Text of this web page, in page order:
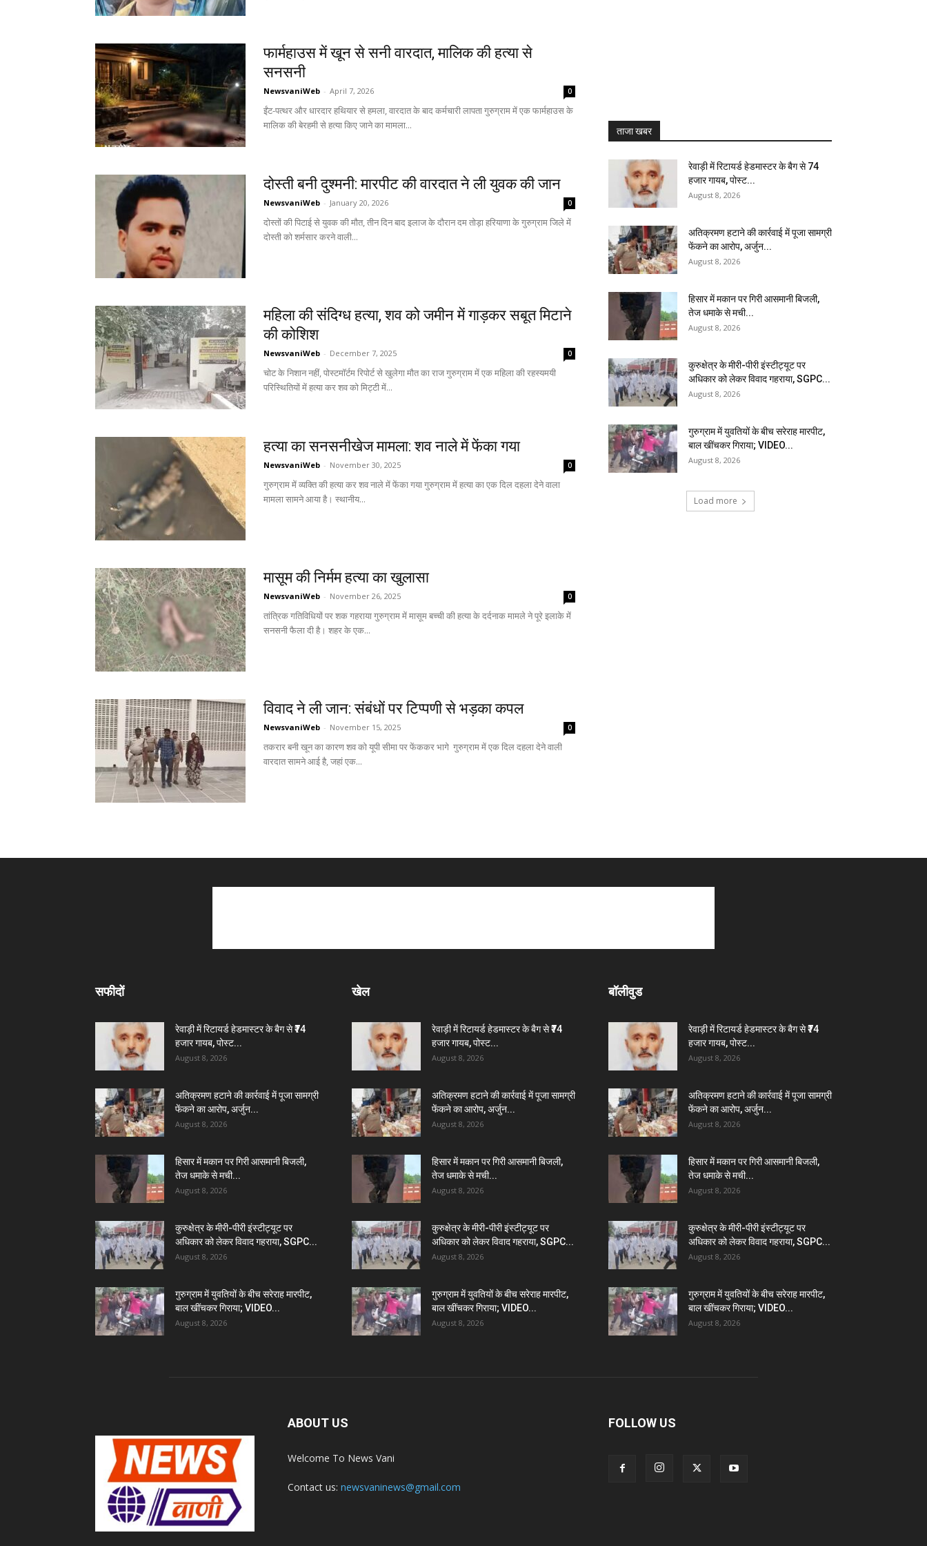
फार्महाउस में खून से सनी वारदात, मालिक की हत्या से
सनसनी
NewsvaniWeb - April 7, 2026 0
ईंट-पत्थर और धारदार हथियार से हमला, वारदात के बाद कर्मचारी लापता गुरुग्राम में एक फार्महाउस के
मालिक की बेरहमी से हत्या किए जाने का मामला...
दोस्ती बनी दुश्मनी: मारपीट की वारदात ने ली युवक की जान
NewsvaniWeb - January 20, 2026 0
दोस्तों की पिटाई से युवक की मौत, तीन दिन बाद इलाज के दौरान दम तोड़ा हरियाणा के गुरुग्राम जिले में
दोस्ती को शर्मसार करने वाली...
महिला की संदिग्ध हत्या, शव को जमीन में गाड़कर सबूत मिटाने
की कोशिश
NewsvaniWeb - December 7, 2025 0
चोट के निशान नहीं, पोस्टमॉर्टम रिपोर्ट से खुलेगा मौत का राज गुरुग्राम में एक महिला की रहस्यमयी
परिस्थितियों में हत्या कर शव को मिट्टी में...
हत्या का सनसनीखेज मामला: शव नाले में फेंका गया
NewsvaniWeb - November 30, 2025 0
गुरुग्राम में व्यक्ति की हत्या कर शव नाले में फेंका गया गुरुग्राम में हत्या का एक दिल दहला देने वाला
मामला सामने आया है। स्थानीय...
मासूम की निर्मम हत्या का खुलासा
NewsvaniWeb - November 26, 2025 0
तांत्रिक गतिविधियों पर शक गहराया गुरुग्राम में मासूम बच्ची की हत्या के दर्दनाक मामले ने पूरे इलाके में
सनसनी फैला दी है। शहर के एक...
विवाद ने ली जान: संबंधों पर टिप्पणी से भड़का कपल
NewsvaniWeb - November 15, 2025 0
तकरार बनी खून का कारण शव को यूपी सीमा पर फेंककर भागे गुरुग्राम में एक दिल दहला देने वाली
वारदात सामने आई है, जहां एक...
ताजा खबर
रेवाड़ी में रिटायर्ड हेडमास्टर के बैग से ₹74
हजार गायब, पोस्ट...
August 8, 2026
अतिक्रमण हटाने की कार्रवाई में पूजा सामग्री
फेंकने का आरोप, अर्जुन...
August 8, 2026
हिसार में मकान पर गिरी आसमानी बिजली,
तेज धमाके से मची...
August 8, 2026
कुरुक्षेत्र के मीरी-पीरी इंस्टीट्यूट पर
अधिकार को लेकर विवाद गहराया, SGPC...
August 8, 2026
गुरुग्राम में युवतियों के बीच सरेराह मारपीट,
बाल खींचकर गिराया; VIDEO...
August 8, 2026
Load more
सफीदों
रेवाड़ी में रिटायर्ड हेडमास्टर के बैग से ₹74
हजार गायब, पोस्ट...
August 8, 2026
अतिक्रमण हटाने की कार्रवाई में पूजा सामग्री
फेंकने का आरोप, अर्जुन...
August 8, 2026
हिसार में मकान पर गिरी आसमानी बिजली,
तेज धमाके से मची...
August 8, 2026
कुरुक्षेत्र के मीरी-पीरी इंस्टीट्यूट पर
अधिकार को लेकर विवाद गहराया, SGPC...
August 8, 2026
गुरुग्राम में युवतियों के बीच सरेराह मारपीट,
बाल खींचकर गिराया; VIDEO...
August 8, 2026
खेल
रेवाड़ी में रिटायर्ड हेडमास्टर के बैग से ₹74
हजार गायब, पोस्ट...
August 8, 2026
अतिक्रमण हटाने की कार्रवाई में पूजा सामग्री
फेंकने का आरोप, अर्जुन...
August 8, 2026
हिसार में मकान पर गिरी आसमानी बिजली,
तेज धमाके से मची...
August 8, 2026
कुरुक्षेत्र के मीरी-पीरी इंस्टीट्यूट पर
अधिकार को लेकर विवाद गहराया, SGPC...
August 8, 2026
गुरुग्राम में युवतियों के बीच सरेराह मारपीट,
बाल खींचकर गिराया; VIDEO...
August 8, 2026
बॉलीवुड
रेवाड़ी में रिटायर्ड हेडमास्टर के बैग से ₹74
हजार गायब, पोस्ट...
August 8, 2026
अतिक्रमण हटाने की कार्रवाई में पूजा सामग्री
फेंकने का आरोप, अर्जुन...
August 8, 2026
हिसार में मकान पर गिरी आसमानी बिजली,
तेज धमाके से मची...
August 8, 2026
कुरुक्षेत्र के मीरी-पीरी इंस्टीट्यूट पर
अधिकार को लेकर विवाद गहराया, SGPC...
August 8, 2026
गुरुग्राम में युवतियों के बीच सरेराह मारपीट,
बाल खींचकर गिराया; VIDEO...
August 8, 2026
ABOUT US
Welcome To News Vani
Contact us: newsvaninews@gmail.com
FOLLOW US